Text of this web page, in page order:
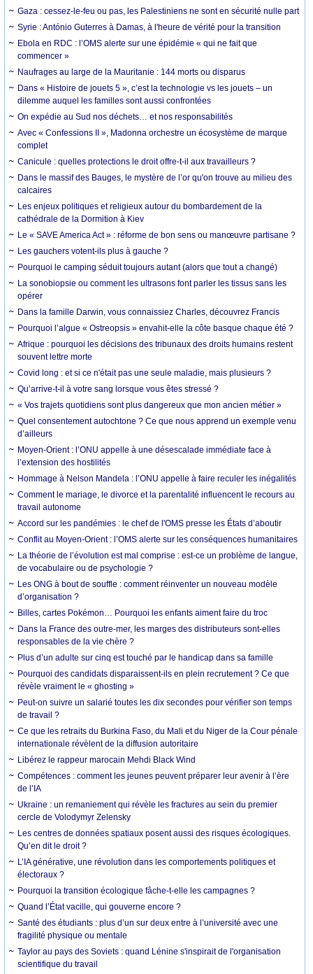
Gaza : cessez-le-feu ou pas, les Palestiniens ne sont en sécurité nulle part
Syrie : António Guterres à Damas, à l'heure de vérité pour la transition
Ebola en RDC : l’OMS alerte sur une épidémie « qui ne fait que
commencer »
Naufrages au large de la Mauritanie : 144 morts ou disparus
Dans « Histoire de jouets 5 », c’est la technologie vs les jouets – un
dilemme auquel les familles sont aussi confrontées
On expédie au Sud nos déchets… et nos responsabilités
Avec « Confessions II », Madonna orchestre un écosystème de marque
complet
Canicule : quelles protections le droit offre-t-il aux travailleurs ?
Dans le massif des Bauges, le mystère de l’or qu'on trouve au milieu des
calcaires
Les enjeux politiques et religieux autour du bombardement de la
cathédrale de la Dormition à Kiev
Le « SAVE America Act » : réforme de bon sens ou manœuvre partisane ?
Les gauchers votent-ils plus à gauche ?
Pourquoi le camping séduit toujours autant (alors que tout a changé)
La sonobiopsie ou comment les ultrasons font parler les tissus sans les
opérer
Dans la famille Darwin, vous connaissiez Charles, découvrez Francis
Pourquoi l’algue « Ostreopsis » envahit-elle la côte basque chaque été ?
Afrique : pourquoi les décisions des tribunaux des droits humains restent
souvent lettre morte
Covid long : et si ce n'était pas une seule maladie, mais plusieurs ?
Qu’arrive-t-il à votre sang lorsque vous êtes stressé ?
« Vos trajets quotidiens sont plus dangereux que mon ancien métier »
Quel consentement autochtone ? Ce que nous apprend un exemple venu
d’ailleurs
Moyen-Orient : l’ONU appelle à une désescalade immédiate face à
l’extension des hostilités
Hommage à Nelson Mandela : l’ONU appelle à faire reculer les inégalités
Comment le mariage, le divorce et la parentalité influencent le recours au
travail autonome
Accord sur les pandémies : le chef de l'OMS presse les États d’aboutir
Conflit au Moyen-Orient : l’OMS alerte sur les conséquences humanitaires
La théorie de l’évolution est mal comprise : est-ce un problème de langue,
de vocabulaire ou de psychologie ?
Les ONG à bout de souffle : comment réinventer un nouveau modèle
d’organisation ?
Billes, cartes Pokémon… Pourquoi les enfants aiment faire du troc
Dans la France des outre-mer, les marges des distributeurs sont-elles
responsables de la vie chère ?
Plus d’un adulte sur cinq est touché par le handicap dans sa famille
Pourquoi des candidats disparaissent-ils en plein recrutement ? Ce que
révèle vraiment le « ghosting »
Peut-on suivre un salarié toutes les dix secondes pour vérifier son temps
de travail ?
Ce que les retraits du Burkina Faso, du Mali et du Niger de la Cour pénale
internationale révèlent de la diffusion autoritaire
Libérez le rappeur marocain Mehdi Black Wind
Compétences : comment les jeunes peuvent préparer leur avenir à l’ère
de l’IA
Ukraine : un remaniement qui révèle les fractures au sein du premier
cercle de Volodymyr Zelensky
Les centres de données spatiaux posent aussi des risques écologiques.
Qu’en dit le droit ?
L’IA générative, une révolution dans les comportements politiques et
électoraux ?
Pourquoi la transition écologique fâche-t-elle les campagnes ?
Quand l’État vacille, qui gouverne encore ?
Santé des étudiants : plus d’un sur deux entre à l’université avec une
fragilité physique ou mentale
Taylor au pays des Soviets : quand Lénine s'inspirait de l'organisation
scientifique du travail